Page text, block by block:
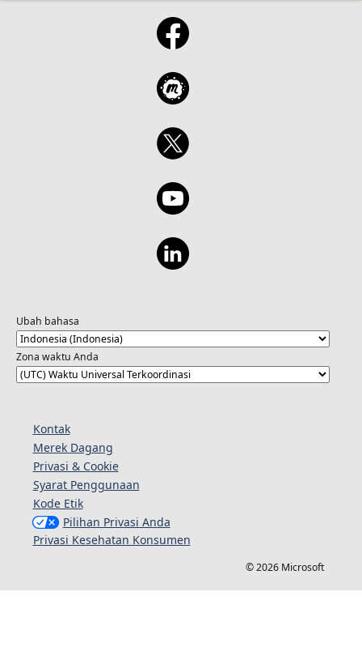
Ubah bahasa
Zona waktu Anda
Kontak
Merek Dagang
Privasi & Cookie
Syarat Penggunaan
Kode Etik
Pilihan Privasi Anda
Privasi Kesehatan Konsumen
© 2026 Microsoft